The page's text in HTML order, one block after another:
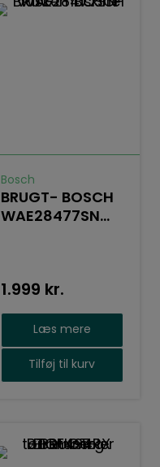
Bosch
BRUGT- BOSCH
WAE28477SN
1.999 kr.
Læs mere
Tilføj til kurv